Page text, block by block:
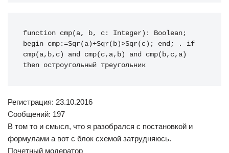
function cmp( a, b, c : Integer ) : Boolean;
begin cmp : =Sqr( a )+Sqr( b )>Sqr( c ) ; end; .
if
cmp( a, b, c ) and cmp( c, a, b ) and cmp( b, c, a )
then остроугольный треугольник
Регистрация: 23.10.2016
Сообщений: 197
В том то и смысл, что я разобрался с постановкой и
формулами а вот с блок схемой затрудняюсь.
Почетный модератор